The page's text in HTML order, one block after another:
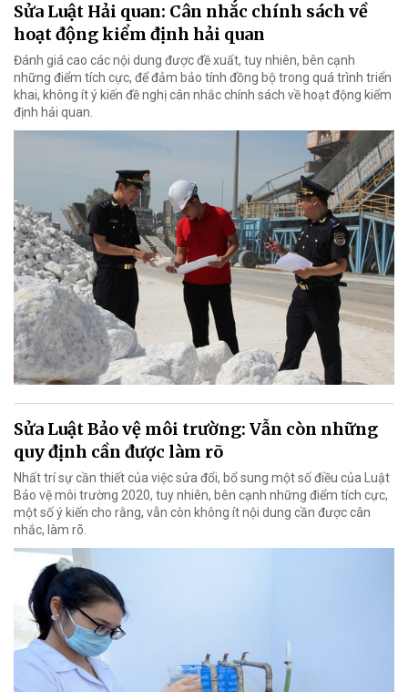
Sửa Luật Hải quan: Cân nhắc chính sách về
hoạt động kiểm định hải quan
Đánh giá cao các nội dung được đề xuất, tuy nhiên, bên cạnh
những điểm tích cực, để đảm bảo tính đồng bộ trong quá trình triển
khai, không ít ý kiến đề nghị cân nhắc chính sách về hoạt động kiểm
định hải quan.
Sửa Luật Bảo vệ môi trường: Vẫn còn những
quy định cần được làm rõ
Nhất trí sự cần thiết của việc sửa đổi, bổ sung một số điều của Luật
Bảo vệ môi trường 2020, tuy nhiên, bên cạnh những điểm tích cực,
một số ý kiến cho rằng, vẫn còn không ít nội dung cần được cân
nhắc, làm rõ.